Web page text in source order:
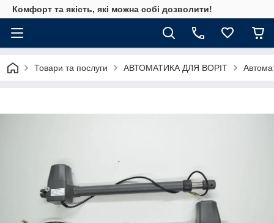
Комфорт та якість, які можна собі дозволити!
Товари та послуги АВТОМАТИКА ДЛЯ ВОРІТ